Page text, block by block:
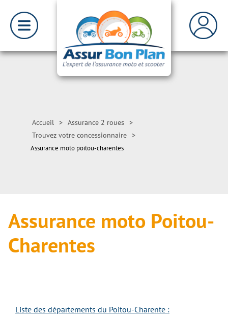
Accueil > Assurance 2 roues >
Trouvez votre concessionnaire >
Assurance moto poitou-charentes
Assurance moto Poitou-
Charentes
Liste des départements du Poitou-Charente :